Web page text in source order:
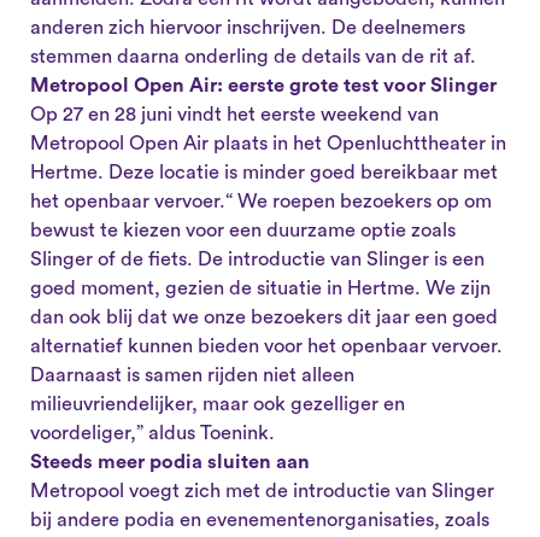
anderen zich hiervoor inschrijven. De deelnemers
stemmen daarna onderling de details van de rit af.
Metropool Open Air: eerste grote test voor Slinger
Op 27 en 28 juni vindt het eerste weekend van
Metropool Open Air plaats in het Openluchttheater in
Hertme. Deze locatie is minder goed bereikbaar met
het openbaar vervoer.“ We roepen bezoekers op om
bewust te kiezen voor een duurzame optie zoals
Slinger of de fiets. De introductie van Slinger is een
goed moment, gezien de situatie in Hertme. We zijn
dan ook blij dat we onze bezoekers dit jaar een goed
alternatief kunnen bieden voor het openbaar vervoer.
Daarnaast is samen rijden niet alleen
milieuvriendelijker, maar ook gezelliger en
voordeliger,” aldus Toenink.
Steeds meer podia sluiten aan
Metropool voegt zich met de introductie van Slinger
bij andere podia en evenementenorganisaties, zoals